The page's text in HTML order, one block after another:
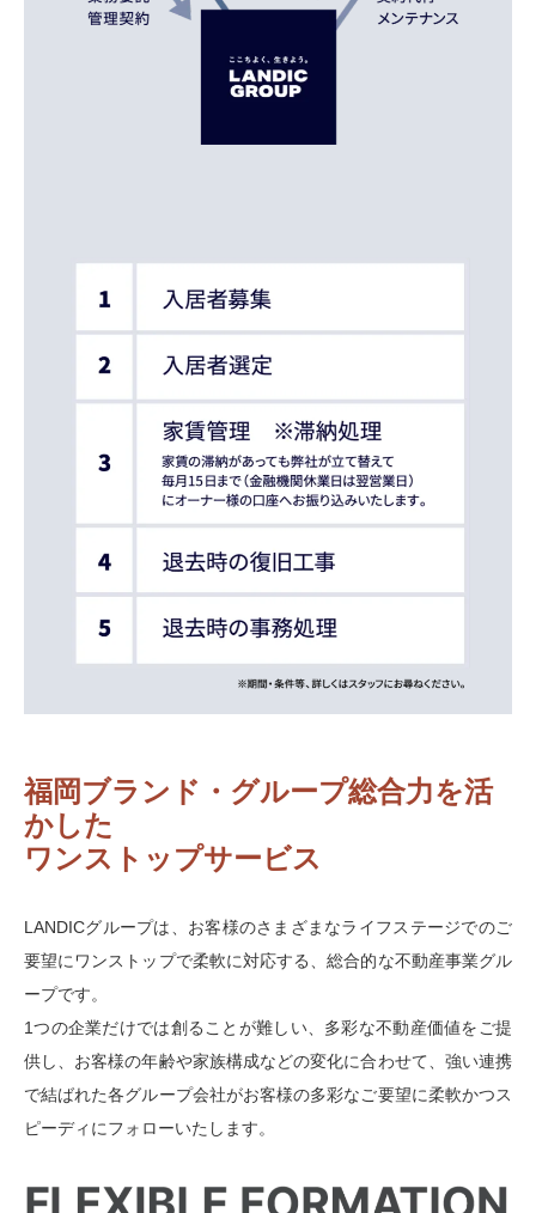
福岡ブランド・グループ総合力を活
かした
ワンストップサービス
LANDICグループは、お客様のさまざまなライフステージでのご
要望にワンストップで柔軟に対応する、総合的な不動産事業グル
ープです。
1つの企業だけでは創ることが難しい、多彩な不動産価値をご提
供し、お客様の年齢や家族構成などの変化に合わせて、強い連携
で結ばれた各グループ会社がお客様の多彩なご要望に柔軟かつス
ピーディにフォローいたします。